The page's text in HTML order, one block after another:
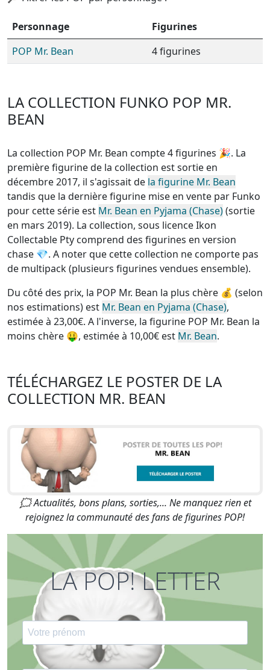
Personnage
Figurines
POP Mr. Bean
4 figurines
LA COLLECTION FUNKO POP MR.
BEAN
La collection POP Mr. Bean compte 4 figurines 🎉. La
première figurine de la collection est sortie en
décembre 2017, il s'agissait de la figurine Mr. Bean
tandis que la dernière figurine mise en vente par Funko
pour cette série est Mr. Bean en Pyjama (Chase)(sortie
en mars 2019). La collection, sous licence Ikon
Collectable Pty comprend des figurines en version
chase 💎. A noter que cette collection ne comporte pas
de multipack (plusieurs figurines vendues ensemble).
Du côté des prix, la POP Mr. Bean la plus chère 💰 (selon
nos estimations) est Mr. Bean en Pyjama (Chase),
estimée à 23,00€. A l'inverse, la figurine POP Mr. Bean la
moins chère 🤑, estimée à 10,00€ est Mr. Bean.
TÉLÉCHARGEZ LE POSTER DE LA
COLLECTION MR. BEAN
🗯 Actualités, bons plans, sorties,... Ne manquez rien et
rejoignez la communauté des fans de figurines POP!
LA POP! LETTER